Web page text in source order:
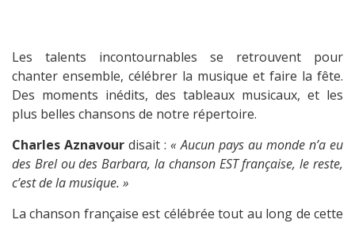
Les talents incontournables se retrouvent pour
chanter ensemble, célébrer la musique et faire la fête.
Des moments inédits, des tableaux musicaux, et les
plus belles chansons de notre répertoire.
Charles Aznavour disait :« Aucun pays au monde n’a eu
des Brel ou des Barbara, la chanson EST française, le reste,
c’est de la musique. »
La chanson française est célébrée tout au long de cette